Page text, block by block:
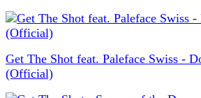
Get The Shot feat. Paleface Swiss -
(Official)